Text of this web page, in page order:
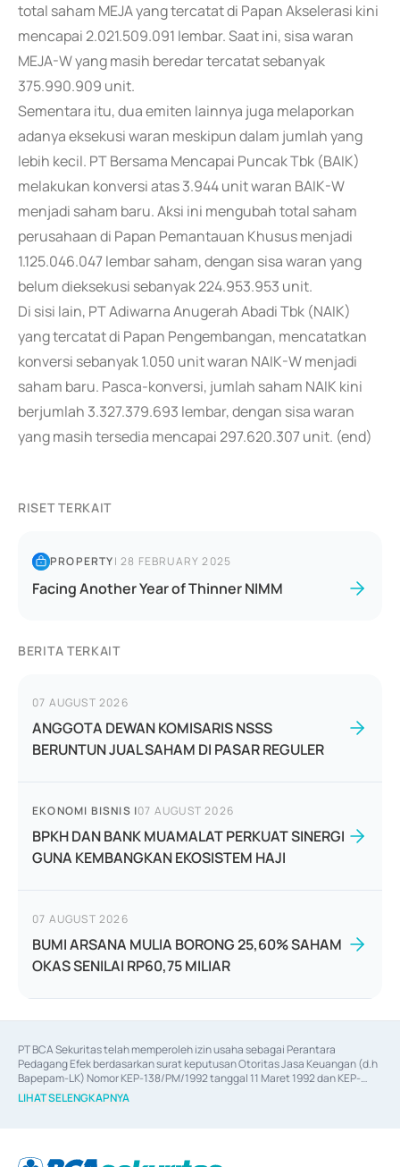
total saham MEJA yang tercatat di Papan Akselerasi kini
mencapai 2.021.509.091 lembar. Saat ini, sisa waran
MEJA-W yang masih beredar tercatat sebanyak
375.990.909 unit.
Sementara itu, dua emiten lainnya juga melaporkan
adanya eksekusi waran meskipun dalam jumlah yang
lebih kecil. PT Bersama Mencapai Puncak Tbk (BAIK)
melakukan konversi atas 3.944 unit waran BAIK-W
menjadi saham baru. Aksi ini mengubah total saham
perusahaan di Papan Pemantauan Khusus menjadi
1.125.046.047 lembar saham, dengan sisa waran yang
belum dieksekusi sebanyak 224.953.953 unit.
Di sisi lain, PT Adiwarna Anugerah Abadi Tbk (NAIK)
yang tercatat di Papan Pengembangan, mencatatkan
konversi sebanyak 1.050 unit waran NAIK-W menjadi
saham baru. Pasca-konversi, jumlah saham NAIK kini
berjumlah 3.327.379.693 lembar, dengan sisa waran
yang masih tersedia mencapai 297.620.307 unit. (end)
RISET TERKAIT
PROPERTY|28 FEBRUARY 2025
Facing Another Year of Thinner NIMM
BERITA TERKAIT
07 AUGUST 2026
ANGGOTA DEWAN KOMISARIS NSSS
BERUNTUN JUAL SAHAM DI PASAR REGULER
EKONOMI BISNIS |07 AUGUST 2026
BPKH DAN BANK MUAMALAT PERKUAT SINERGI
GUNA KEMBANGKAN EKOSISTEM HAJI
07 AUGUST 2026
BUMI ARSANA MULIA BORONG 25,60% SAHAM
OKAS SENILAI RP60,75 MILIAR
PT BCA Sekuritas telah memperoleh izin usaha sebagai Perantara
Pedagang Efek berdasarkan surat keputusan Otoritas Jasa Keuangan (d.h
Bapepam-LK) Nomor KEP-138/PM/1992 tanggal 11 Maret 1992 dan KEP-
06/D.04/2014 tanggal 28 Februari 2014, izin usaha sebagai Penjamin Emisi
Efek berdasarkan surat keputusan Otoritas Jasa Keuangan Nomor KEP-
berdasarkan surat keputusan Otoritas Jasa Keuangan Nomor S-
LIHAT SELENGKAPNYA